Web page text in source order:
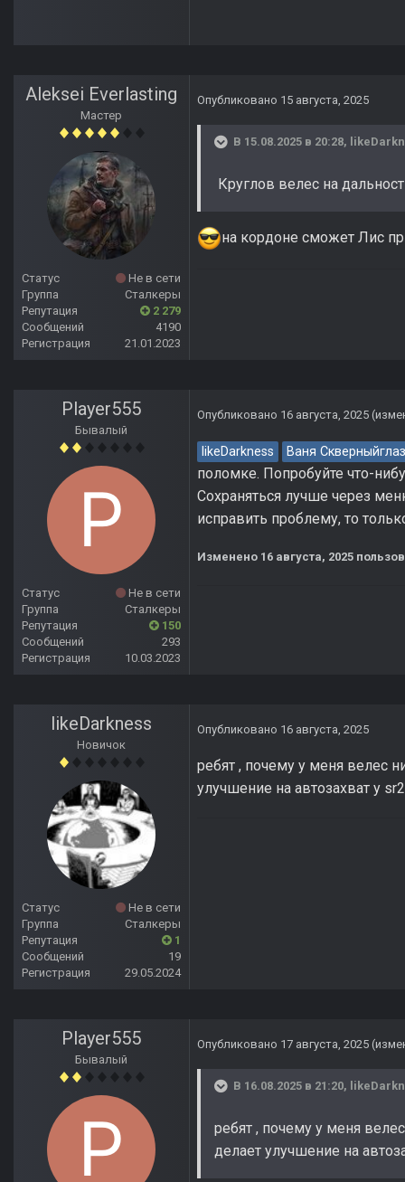
Aleksei Everlasting
Мастер
Статус
Не в сети
Группа
Сталкеры
Репутация
2 279
Сообщений
4190
Регистрация
21.01.2023
Опубликовано 15 августа, 2025
В 15.08.2025 в 20:28,
Круглов велес на
на кордоне сможет Лис
Player555
Бывалый
Статус
Не в сети
Группа
Сталкеры
Репутация
150
Сообщений
293
Регистрация
10.03.2023
Опубликовано 16 августа, 2025
likeDarkness Ваня Скверныйглаз
поломке. Попробуйте что-
Сохраняться лучше через
исправить проблему, то
Изменено 16 августа, 2025
likeDarkness
Новичок
Статус
Не в сети
Группа
Сталкеры
Репутация
1
Сообщений
19
Регистрация
29.05.2024
Опубликовано 16 августа, 2025
ребят , почему у меня велес
улучшение на автозахват у
Player555
Бывалый
Опубликовано 17 августа, 2025
В 16.08.2025 в 21:20,
ребят , почему у меня
делает улучшение на